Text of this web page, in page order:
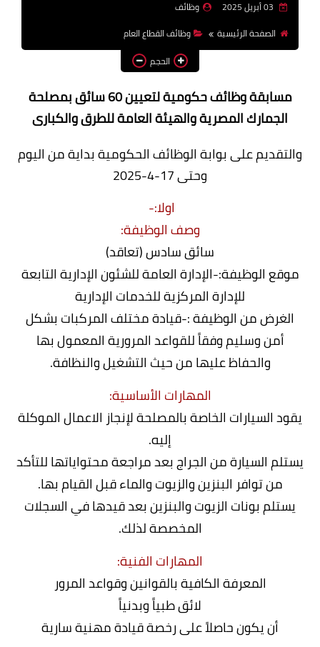
بالجامعات والمعاهد
اخبار
وظائف
الصفحة الرئيسية
وظائف القطاع العام
الحجم
مسابقة وظائف حكومية لتعيين 60 سائق بمصلحة
الجمارك المصرية والهيئة العامة للطرق والكبارى
والتقديم على بوابة الوظائف الحكومية بداية من اليوم
وحتى 17-4-2025
اولا:-
وصف الوظيفة:
سائق سادس (تعاقد)
موقع الوظيفة:-الإدارة العامة للشئون الإدارية التابعة
للإدارة المركزية للخدمات الإدارية
الغرض من الوظيفة :-قيادة مختلف المركبات بشكل
أمن وسليم وفقاً للقواعد المرورية المعمول بها
والحفاظ عليها من حيث التشغيل والنظافة.
المهارات الأساسية:
يقود السيارات الخاصة بالمصلحة لإنجاز الاعمال الموكلة
إليه.
يستلم السيارة من الجراج بعد مراجعة محتواياتها للتأكد
من توافر البنزين والزيوت والماء قبل القيام بها.
يستلم بونات الزيوت والبنزين بعد قيدها في السجلات
المخصصة لذلك.
المهارات الفنية:
المعرفة الكافية بالقوانين وقواعد المرور
لائق طبياً وبدنياً
أن يكون حاصلاً على رخصة قيادة مهنية سارية